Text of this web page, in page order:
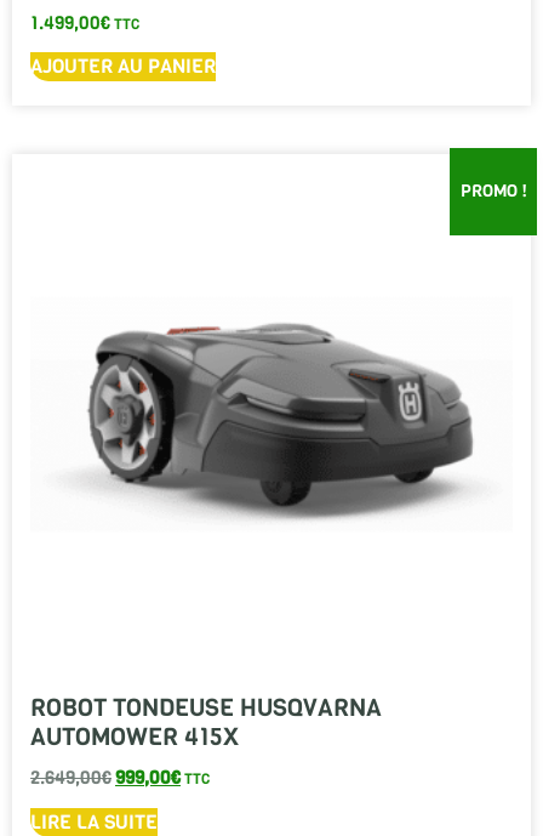
1.499,00€TTC
AJOUTER AU PANIER
PROMO !
ROBOT TONDEUSE HUSQVARNA
AUTOMOWER 415X
2.649,00€999,00€TTC
LIRE LA SUITE